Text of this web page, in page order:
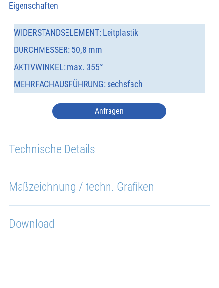
Eigenschaften
WIDERSTANDSELEMENT: Leitplastik
DURCHMESSER: 50,8 mm
AKTIVWINKEL: max. 355°
MEHRFACHAUSFÜHRUNG: sechsfach
Anfragen
Technische Details
Maßzeichnung / techn. Grafiken
Download